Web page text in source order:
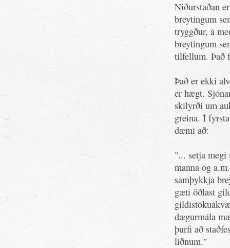
Niðurstaðan
breytingum
tryggður, á
breytingum
tilfellum. Það
Það er ekki
er hægt.
skilyrði um
greina. Í
dæmi að:
"... setja
manna og
samþykkja
gæti öðlast
dægurmála
þurfi að
liðnum."